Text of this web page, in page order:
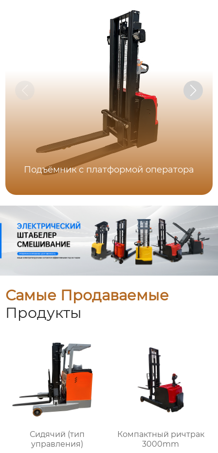
Подъёмник с платформой оператора
Самые Продаваемые
Продукты
Сидячий (тип
управления)
Компактный ричтрак
3000mm